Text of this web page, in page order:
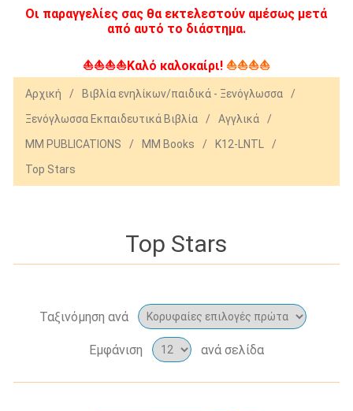
Οι παραγγελίες σας θα εκτελεστούν αμέσως μετά
από αυτό το διάστημα.
⛵⛵⛵⛵Καλό καλοκαίρι! ⛵⛵⛵⛵
Αρχική / Βιβλία ενηλίκων/παιδικά - Ξενόγλωσσα
/
Ξενόγλωσσα Εκπαιδευτικά Βιβλία
/ Αγγλικά
/
MM PUBLICATIONS
/ MM Books / K12-LNTL
/
Top Stars
Top Stars
Ταξινόμηση ανά
Εμφάνιση ανά σελίδα